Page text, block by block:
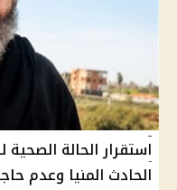
استقرار الحالة
الحادث المنيا وعدم